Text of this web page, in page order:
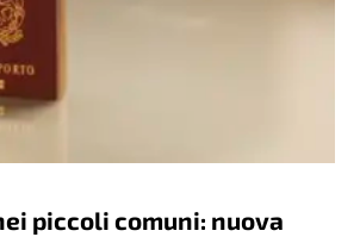
piccoli comuni: nuova